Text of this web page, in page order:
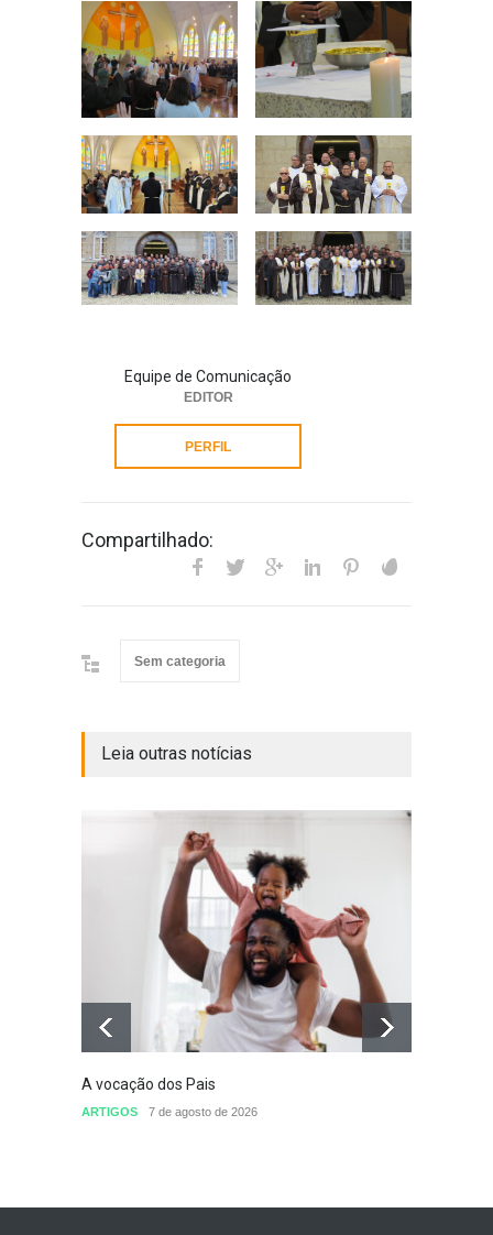
Equipe de Comunicação
EDITOR
PERFIL
Compartilhado:
Sem categoria
Leia outras notícias
A vocação dos Pais
ARTIGOS 7 de agosto de 2026